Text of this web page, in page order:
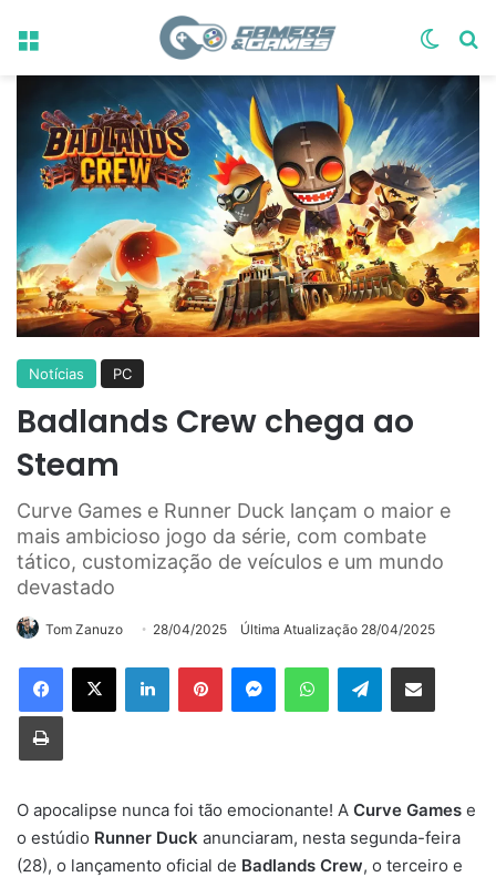
Menu
Notícias PC
Badlands Crew chega ao
Steam
Curve Games e Runner Duck lançam o maior e
mais ambicioso jogo da série, com combate
tático, customização de veículos e um mundo
devastado
Tom Zanuzo 28/04/2025 Última Atualização 28/04/2025
LinkedinPinterestMessengerWhatsAppTelegramCompartilhar via e-mail
Imprimir
O apocalipse nunca foi tão emocionante! A Curve Games e
o estúdio Runner Duck anunciaram, nesta segunda-feira
(28), o lançamento oficial de Badlands Crew, o terceiro e